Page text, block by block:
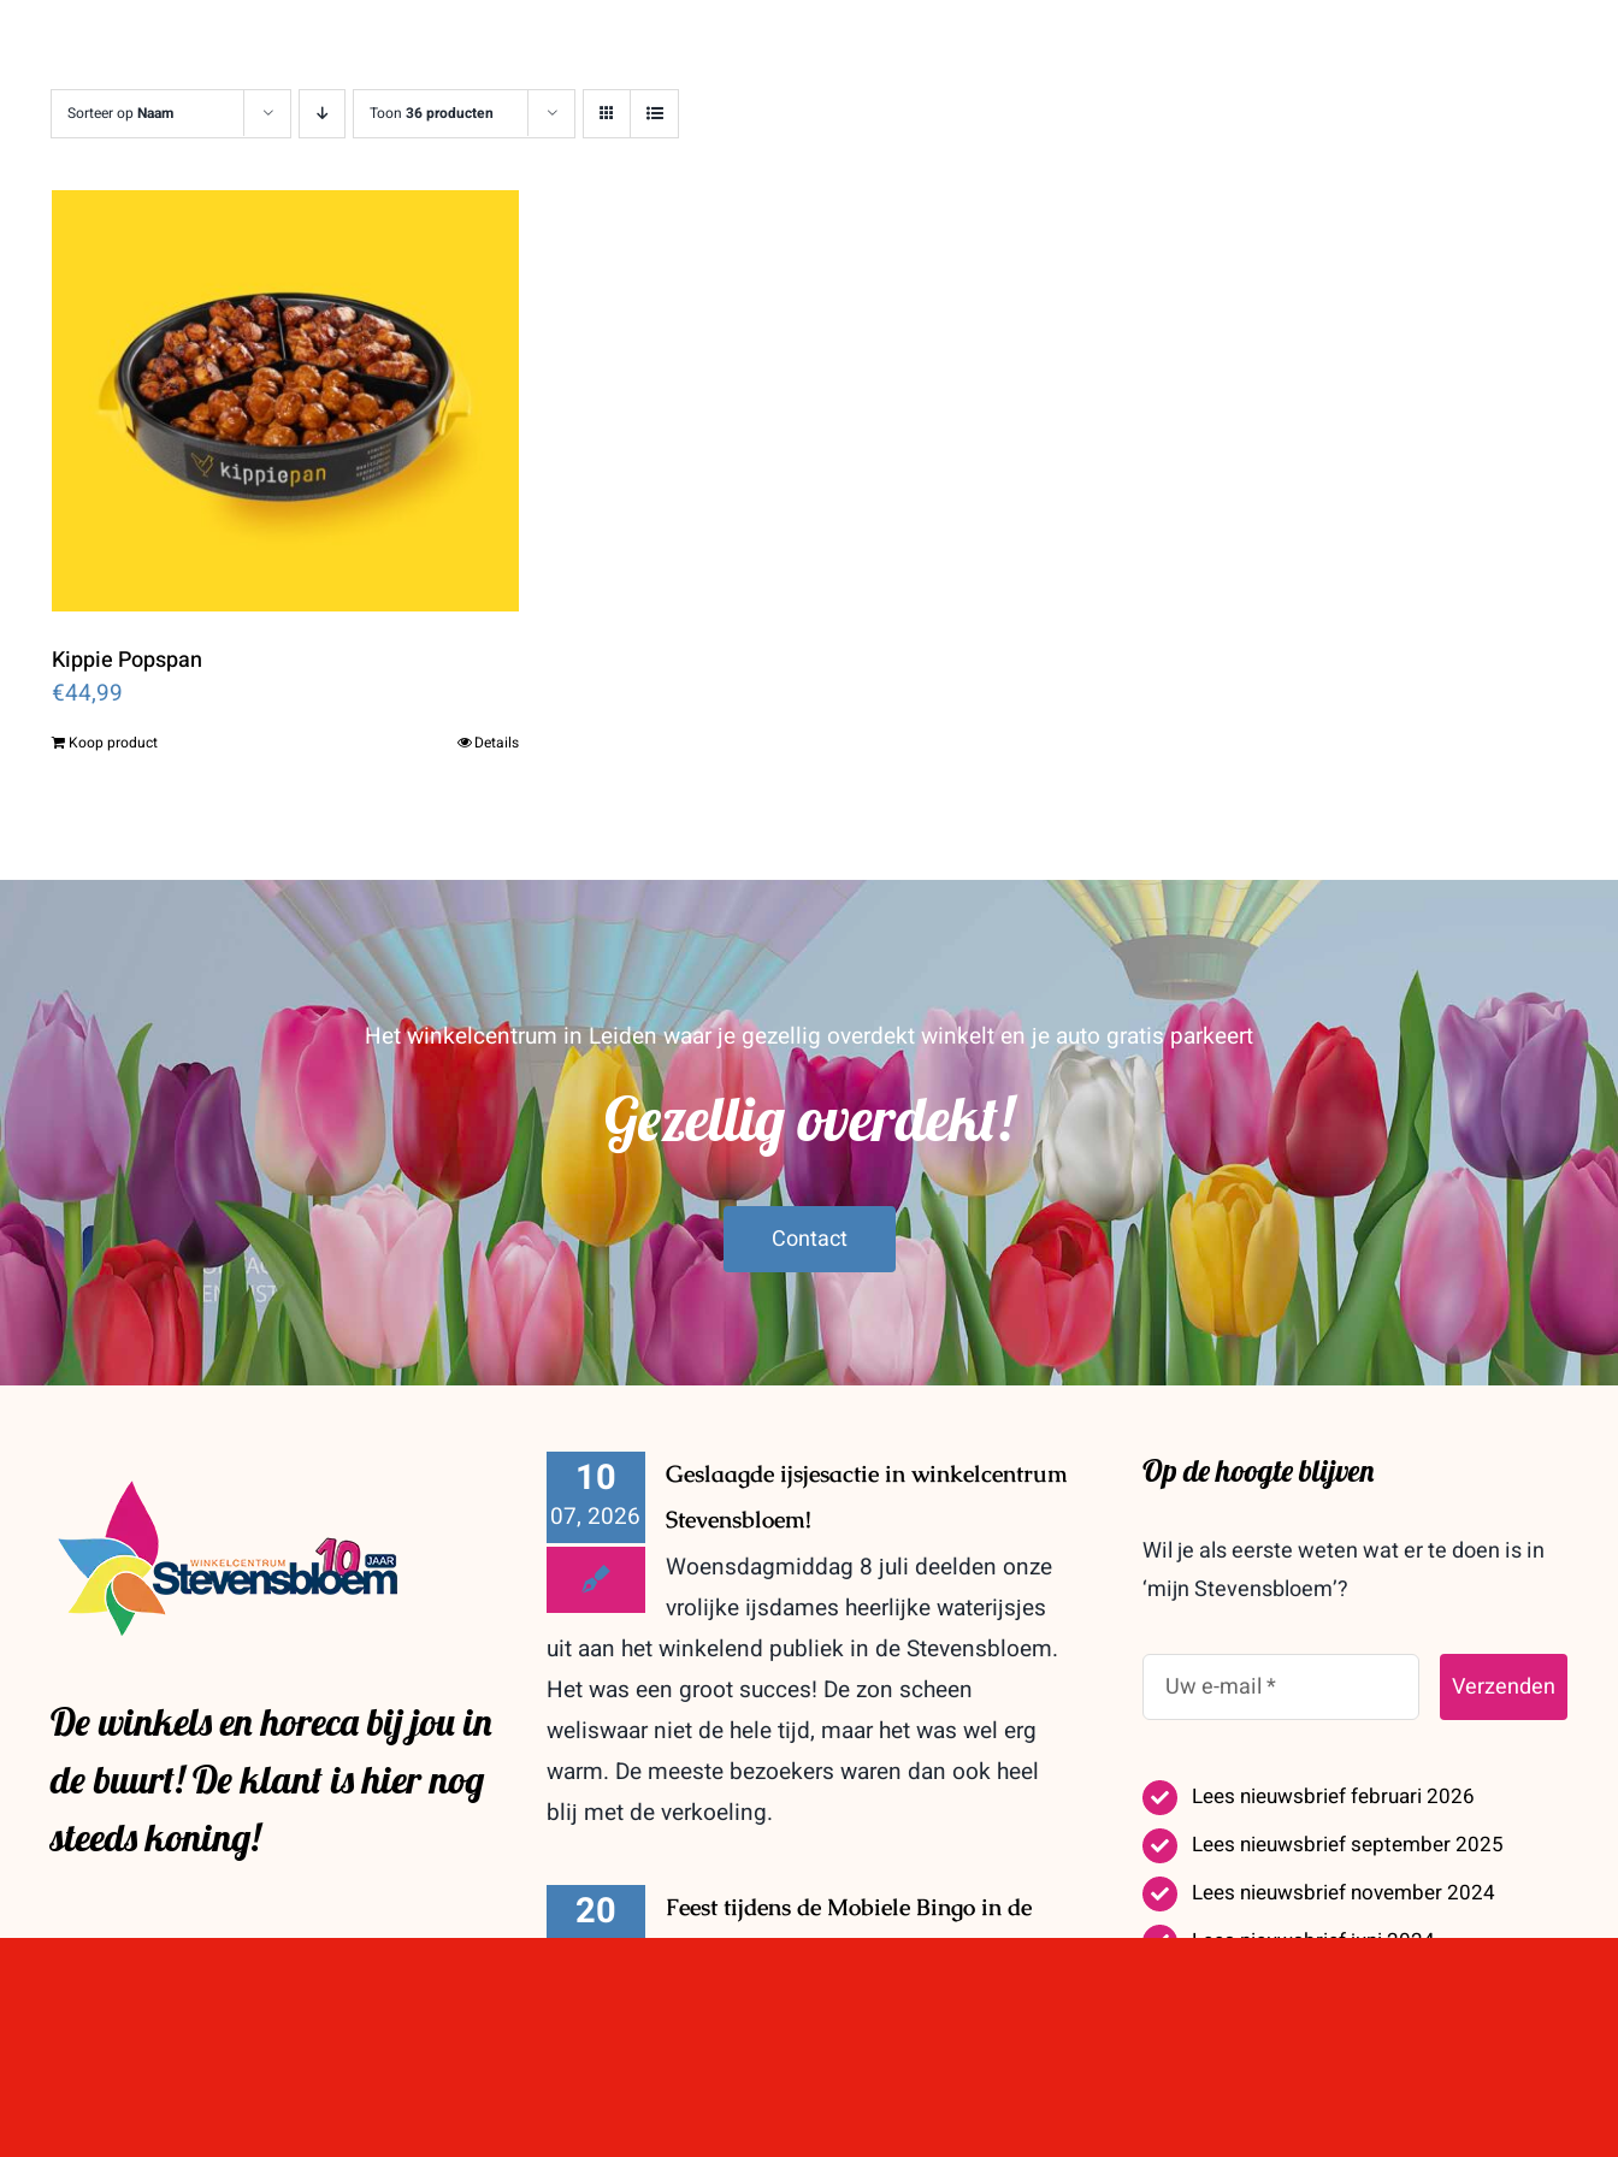
Sorteer opNaam Toon 36 producten
Kippie Popspan
€44,99
Koop product Details
Het winkelcentrum in Leiden waar je gezellig overdekt winkelt en je auto gratis parkeert
Gezellig overdekt!
Contact
De winkels en horeca bij jou in
de buurt! De klant is hier nog
steeds koning!
10
07, 2026
Geslaagde ijsjesactie in winkelcentrum
Stevensbloem!
Woensdagmiddag 8 juli deelden onze
vrolijke ijsdames heerlijke waterijsjes
uit aan het winkelend publiek in de Stevensbloem.
Het was een groot succes! De zon scheen
weliswaar niet de hele tijd, maar het was wel erg
warm. De meeste bezoekers waren dan ook heel
blij met de verkoeling.
20
Feest tijdens de Mobiele Bingo in de
Op de hoogte blijven
Wil je als eerste weten wat er te doen is in
‘mijn Stevensbloem’?
Verzenden
Lees nieuwsbrief februari 2026
Lees nieuwsbrief september 2025
Lees nieuwsbrief november 2024
Lees nieuwsbrief juni 2024